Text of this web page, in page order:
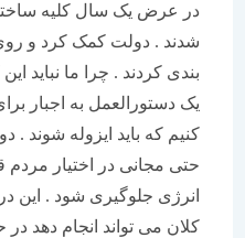
در عرض یک سال کلیه ساختمان
شدند . دولت کمک کرد و روی همه
بندی کردند . چرا ما نباید این کار
یک دستورالعمل به اجبار برای
کنیم که باید ایزوله شوند .
حتی مجانی در اختیار مردم قرار
انرژی جلوگیری شود . این در
کلان می تواند انجام دهد در حوزه